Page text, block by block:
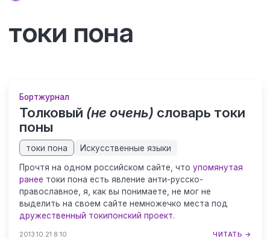
токи пона
Бортжурнал
Толковый (не очень) словарь токи
поны
токи пона Искусственные языки
Прочтя на одном российском сайте, что упомянутая
ранее токи пона есть явление анти-русско-
православное, я, как вы понимаете, не мог не
выделить на своем сайте немножечко места под
дружественный токипонский проект.
2013.10.21 8:10 ЧИТАТЬ →